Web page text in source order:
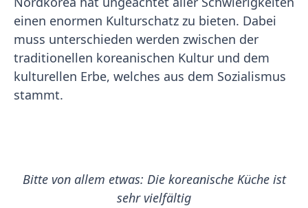
einen enormen Kulturschatz zu bieten. Dabei
muss unterschieden werden zwischen der
traditionellen koreanischen Kultur und dem
kulturellen Erbe, welches aus dem Sozialismus
stammt.
Bitte von allem etwas: Die koreanische Küche ist
sehr vielfältig